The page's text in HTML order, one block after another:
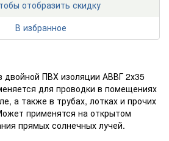
отобразить скидку
В избранное
ПВХ изоляции АВВГ 2х35
для проводки в помещениях
а также в трубах, лотках и прочих
применятся на открытом
прямых солнечных лучей.